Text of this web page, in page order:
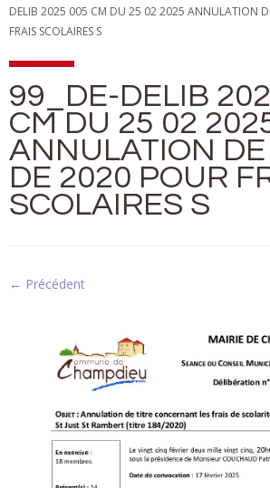
DELIB 2025 005 CM DU 25 02 2025 ANNULATION
FRAIS SCOLAIRES S
99_DE-DELIB
CM DU 25 02
ANNULATION DE
DE 2020 POUR
SCOLAIRES S
← Précédent